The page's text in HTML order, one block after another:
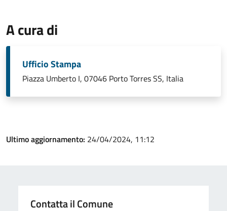
A cura di
Ufficio Stampa
Piazza Umberto I, 07046 Porto Torres SS, Italia
Ultimo aggiornamento: 24/04/2024, 11:12
Contatta il Comune